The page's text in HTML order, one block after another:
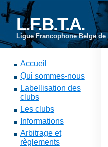
L.F.B.T.A.
Ligue Francophone Belge
Accueil
Qui sommes-nous
Labellisation des
clubs
Les clubs
Informations
Arbitrage et
règlements